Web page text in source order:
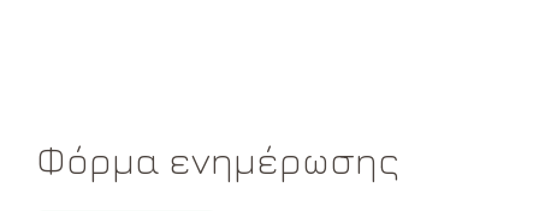
Φόρμα ενημέρωσης